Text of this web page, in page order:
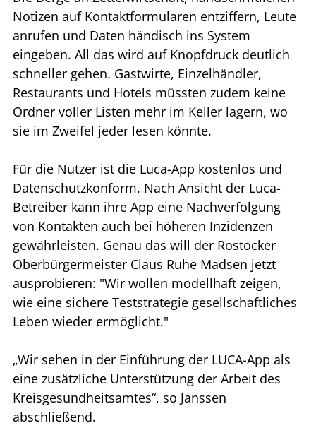
Notizen auf Kontaktformularen entziffern, Leute
anrufen und Daten händisch ins System
eingeben. All das wird auf Knopfdruck deutlich
schneller gehen. Gastwirte, Einzelhändler,
Restaurants und Hotels müssten zudem keine
Ordner voller Listen mehr im Keller lagern, wo
sie im Zweifel jeder lesen könnte.
Für die Nutzer ist die Luca-App kostenlos und
Datenschutzkonform. Nach Ansicht der Luca-
Betreiber kann ihre App eine Nachverfolgung
von Kontakten auch bei höheren Inzidenzen
gewährleisten. Genau das will der Rostocker
Oberbürgermeister Claus Ruhe Madsen jetzt
ausprobieren: "Wir wollen modellhaft zeigen,
wie eine sichere Teststrategie gesellschaftliches
Leben wieder ermöglicht."
„Wir sehen in der Einführung der LUCA-App als
eine zusätzliche Unterstützung der Arbeit des
Kreisgesundheitsamtes“, so Janssen
abschließend.